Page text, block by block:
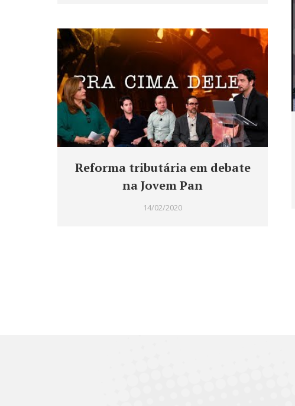
Reforma tributária em debate
na Jovem Pan
14/02/2020